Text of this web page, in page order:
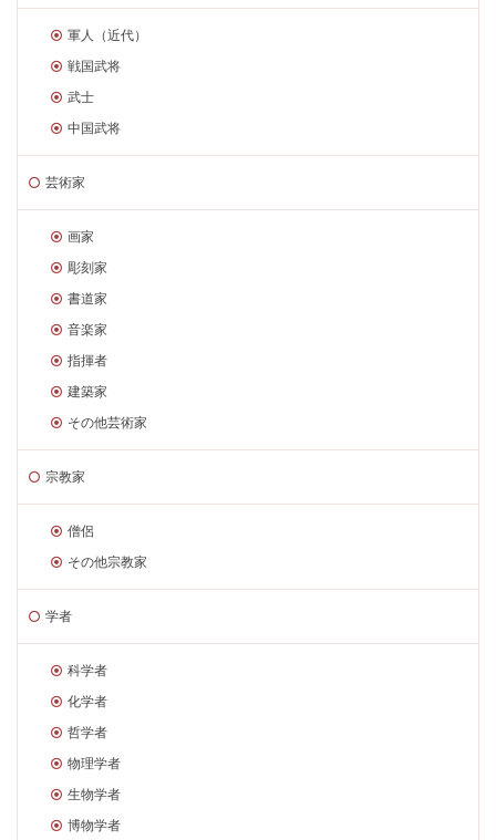
軍人（近代）
戦国武将
武士
中国武将
芸術家
画家
彫刻家
書道家
音楽家
指揮者
建築家
その他芸術家
宗教家
僧侶
その他宗教家
学者
科学者
化学者
哲学者
物理学者
生物学者
博物学者